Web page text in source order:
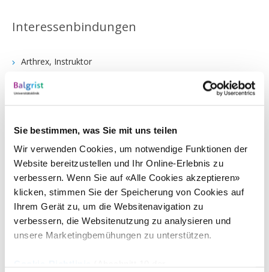
Sie bestimmen, was Sie mit uns teilen
Wir verwenden Cookies, um notwendige Funktionen der
Website bereitzustellen und Ihr Online-Erlebnis zu
verbessern. Wenn Sie auf «Alle Cookies akzeptieren»
klicken, stimmen Sie der Speicherung von Cookies auf
Ihrem Gerät zu, um die Websitenavigation zu
verbessern, die Websitenutzung zu analysieren und
unsere Marketingbemühungen zu unterstützen.
Interessenbindungen
Arthrex, Instruktor
Medacta, Berater
Wissenschaftliche Projekte
Patient-Specific instrumentation and solutions:
Studies (including randomized controlled studies) on
patients-specific templates for pedicle screw insertions.
Biomechanical and cadaver studies on new surgical
methods for patient-specific surgery, including cortical
bone trajectories, osteotomies, etc.